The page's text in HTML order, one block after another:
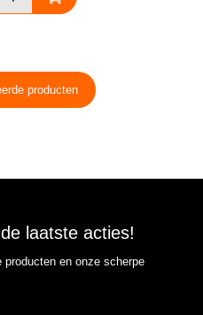
producten
laatste acties!
en onze scherpe